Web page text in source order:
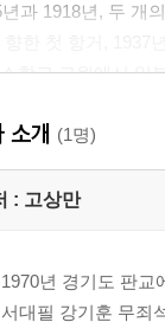
년과 1918년, 두 개
학교 교원에서 일
의 평생 벗 김준엽
향한 6000리 대
청사에 폭탄을 던지
년 《사상계》를 창
인 최초로 받은 막사
소개 (1명)
: 고상만
1970년 경기도 판교
서대필 강기훈 무죄